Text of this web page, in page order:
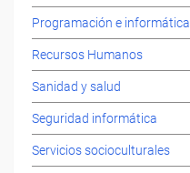
Programación e informática
Recursos Humanos
Sanidad y salud
Seguridad informática
Servicios socioculturales